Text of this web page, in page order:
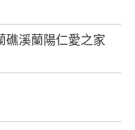
礁溪蘭陽仁愛之家